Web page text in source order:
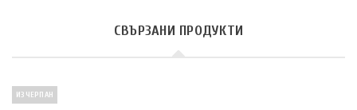
СВЪРЗАНИ ПРОДУКТИ
ИЗЧЕРПАН